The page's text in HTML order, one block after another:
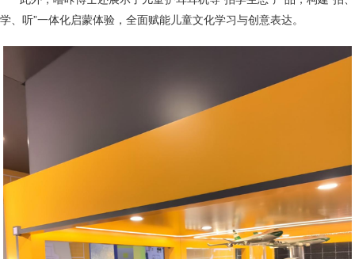
学、听”一体化启蒙体验，全面赋能儿童文化学习与创意表达。